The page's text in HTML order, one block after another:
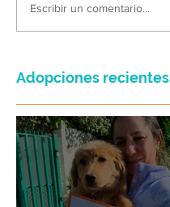
Escribir un comentario...
Adopciones recientes